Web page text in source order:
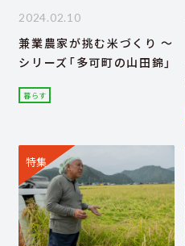
2024.02.10
兼業農家が挑む米づくり ～
シリーズ「多可町の山田錦」
暮らす
特集